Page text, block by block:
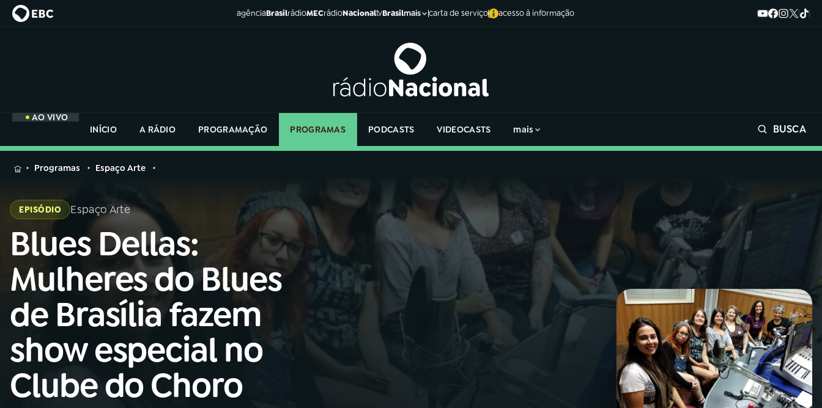
agênciaBrasilrádioMECrádioNacionaltvBrasilmais carta de serviço acesso à informação
AO VIVO
INÍCIO
A RÁDIO PROGRAMAÇÃO PROGRAMAS PODCASTS VIDEOCASTS mais BUSCA
MENU
Buscar
na
Rádio
Nacional
AO VIVO
01 INÍCIO
02A RÁDIO
PROGRAMAÇÃO
na
Rádio
Programas Espaço Arte
EPISÓDIO Espaço Arte
Blues Dellas:
Mulheres do Blues
de Brasília fazem
show especial no
Clube do Choro